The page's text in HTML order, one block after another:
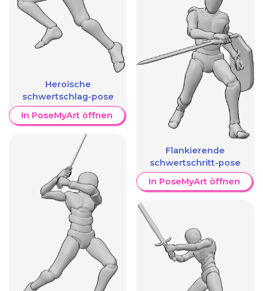
Heroische
schwertschlag-pose
In PoseMyArt öffnen
Flankierende
schwertschritt-pose
In PoseMyArt öffnen